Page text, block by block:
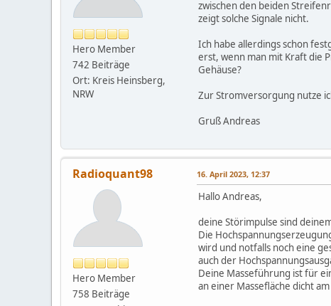
Hero Member
742 Beiträge
Ort: Kreis Heinsberg,
NRW
zwischen den beiden
zeigt solche Signale nicht.
Ich habe allerdings schon
erst, wenn man mit Kraft die
Gehäuse?
Zur Stromversorgung nutze
Gruß Andreas
Radioquant98
Hero Member
758 Beiträge
16. April 2023, 12:37
Hallo Andreas,
deine Störimpulse sind
Die
wird und notfalls noch eine
auch der
Deine Masseführung ist für
an einer Massefläche dicht